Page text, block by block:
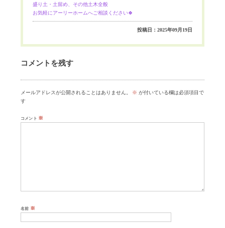
盛り土・土留め、その他土木全般
お気軽にアーリーホームへご相談ください🍀
投稿日：2025年09月19日
コメントを残す
メールアドレスが公開されることはありません。 ※ が付いている欄は必須項目で
す
コメント ※
名前 ※